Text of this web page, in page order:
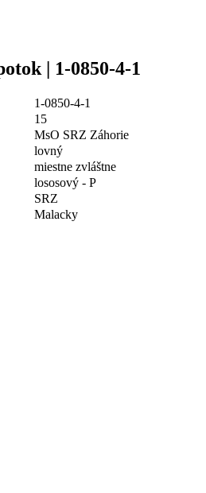
| 1-0850-4-1
1-0850-4-1
15
MsO SRZ Záhorie
lovný
miestne zvláštne
lososový - P
SRZ
Malacky